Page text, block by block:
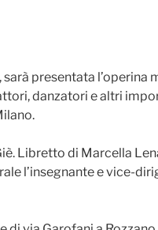
presentata l’operina
danzatori e altri
Libretto di Marcella
l’insegnante e vice-